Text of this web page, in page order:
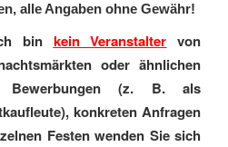
alle Angaben ohne Gewähr!
bin kein Veranstalter von
oder ähnlichen
Bewerbungen (z. B. als
konkreten Anfragen
Festen wenden Sie sich